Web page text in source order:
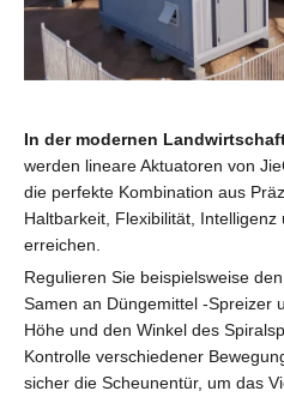
In der modernen
werden lineare Aktuatoren von
die perfekte Kombination aus
Haltbarkeit, Flexibilität, Intelligenz
erreichen.
Regulieren Sie beispielsweise
Samen an Düngemittel -Spreizer
Höhe und den Winkel des
Kontrolle verschiedener
sicher die Scheunentür, um das